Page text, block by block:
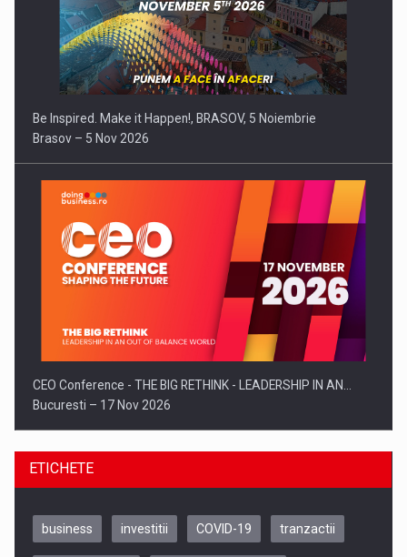
Be Inspired. Make it Happen!, BRASOV, 5 Noiembrie
Brasov – 5 Nov 2026
CEO Conference - THE BIG RETHINK - LEADERSHIP IN AN…
Bucuresti – 17 Nov 2026
ETICHETE
business investitii COVID-19 tranzactii